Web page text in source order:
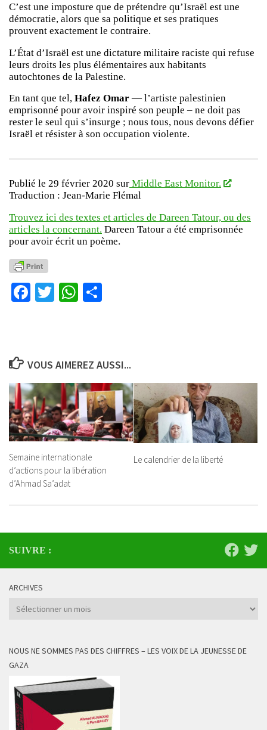
C’est une imposture que de prétendre qu’Israël est une
démocratie, alors que sa politique et ses pratiques
prouvent exactement le contraire.
L’État d’Israël est une dictature militaire raciste qui refuse
leurs droits les plus élémentaires aux habitants
autochtones de la Palestine.
En tant que tel, Hafez Omar — l’artiste palestinien
emprisonné pour avoir inspiré son peuple – ne doit pas
rester le seul qui s’insurge ; nous tous, nous devons défier
Israël et résister à son occupation violente.
Publié le 29 février 2020 sur Middle East Monitor.
Traduction : Jean-Marie Flémal
Trouvez ici des textes et articles de Dareen Tatour, ou des
articles la concernant. Dareen Tatour a été emprisonnée
pour avoir écrit un poème.
Facebook
TwitterWhatsApp
VOUS AIMEREZ AUSSI...
Semaine internationale
d’actions pour la libération
d’Ahmad Sa’adat
Le calendrier de la liberté
SUIVRE :
ARCHIVES
Archives
NOUS NE SOMMES PAS DES CHIFFRES – LES VOIX DE LA JEUNESSE DE
GAZA